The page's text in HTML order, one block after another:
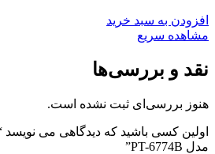
افزودن به سبد خرید
مشاهده سریع
نقد و بررسی‌ها
هنوز بررسی‌ای ثبت نشده است.
اولین کسی باشید که دیدگاهی می
مدل PT-6774B”